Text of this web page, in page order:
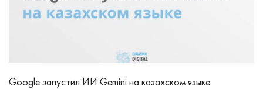
Google запустил ИИ Gemini на казахском языке